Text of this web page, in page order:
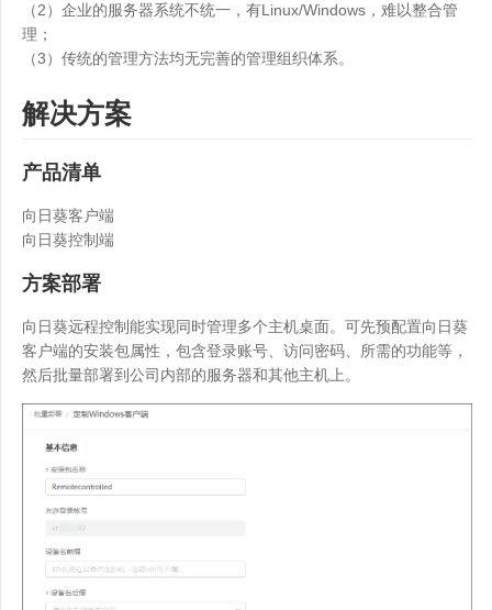
（2）企业的服务器系统不统一，有Linux/Windows，难以整合管
理；
（3）传统的管理方法均无完善的管理组织体系。
解决方案
产品清单
向日葵客户端
向日葵控制端
方案部署
向日葵远程控制能实现同时管理多个主机桌面。可先预配置向日葵
客户端的安装包属性，包含登录账号、访问密码、所需的功能等，
然后批量部署到公司内部的服务器和其他主机上。